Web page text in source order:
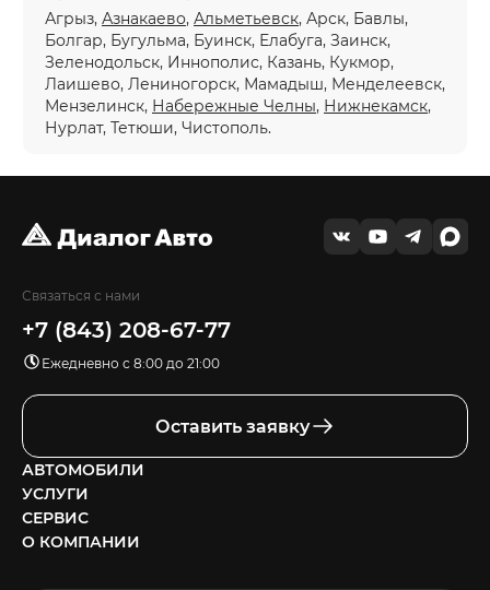
Агрыз, Азнакаево, Альметьевск, Арск, Бавлы,
Болгар, Бугульма, Буинск, Елабуга, Заинск,
Зеленодольск, Иннополис, Казань, Кукмор,
Лаишево, Лениногорск, Мамадыш, Менделеевск,
Мензелинск, Набережные Челны, Нижнекамск,
Нурлат, Тетюши, Чистополь.
Связаться с нами
+7 (843) 208-67-77
Ежедневно с 8:00 до 21:00
Оставить заявку
АВТОМОБИЛИ
УСЛУГИ
СЕРВИС
О КОМПАНИИ